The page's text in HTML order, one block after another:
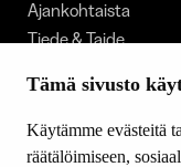
Tämä sivusto
Käytämme evästeitä
räätälöimiseen,
Ajankohtaista
Tiede & Taide
SEURAA MEITÄ